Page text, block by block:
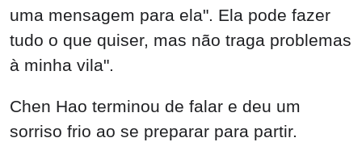
uma mensagem para ela". Ela pode fazer
tudo o que quiser, mas não traga problemas
à minha vila".
Chen Hao terminou de falar e deu um
sorriso frio ao se preparar para partir.